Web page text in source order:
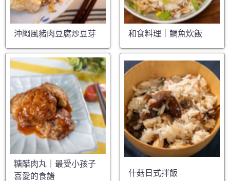
沖繩風豬肉豆腐炒豆芽 和食料理｜鯛魚炊飯
糖醋肉丸｜最受小孩子
喜愛的食譜
什菇日式拌飯